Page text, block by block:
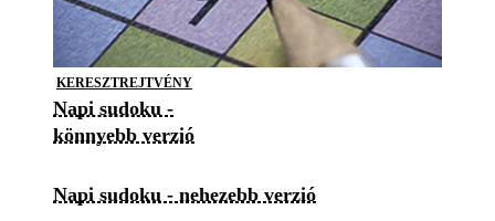
KERESZTREJTVÉNY
Napi sudoku -
könnyebb verzió
Napi sudoku - nehezebb verzió